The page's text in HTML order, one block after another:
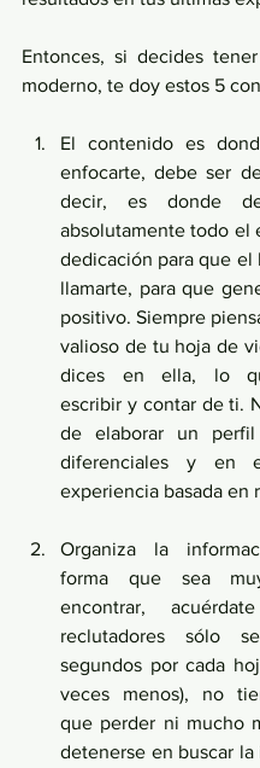
Entonces, si decides
moderno, te doy estos 5
El contenido es
enfocarte, debe ser
decir, es donde
absolutamente todo el
dedicación para que el
llamarte, para que
positivo. Siempre
valioso de tu hoja de
dices en ella, lo
escribir y contar de ti.
de elaborar un perfil
diferenciales y en
experiencia basada en
Organiza la
forma que sea
encontrar,
reclutadores sólo
segundos por cada
veces menos), no
que perder ni mucho
detenerse en buscar la